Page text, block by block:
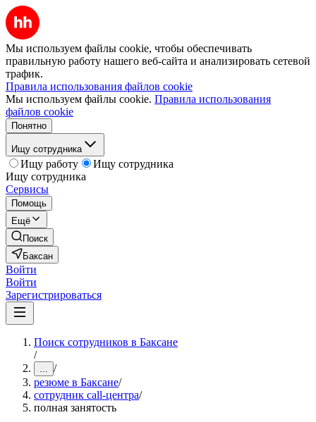
Мы используем файлы cookie, чтобы обеспечивать
правильную работу нашего веб-сайта и анализировать сетевой
трафик.
Правила использования файлов cookie
Мы используем файлы cookie. Правила использования
файлов cookie
Понятно
Ищу сотрудника
Ищу работу
Ищу сотрудника
Ищу сотрудника
Сервисы
Помощь
Ещё
Поиск
Баксан
Войти
Войти
Зарегистрироваться
Поиск сотрудников в Баксане
/
... /
резюме в Баксане/
сотрудник call-центра/
полная занятость